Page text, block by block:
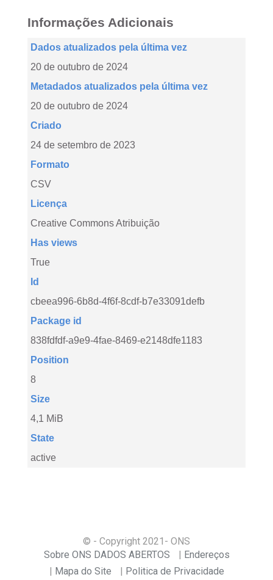
Informações Adicionais
Dados atualizados pela última vez
20 de outubro de 2024
Metadados atualizados pela última vez
20 de outubro de 2024
Criado
24 de setembro de 2023
Formato
CSV
Licença
Creative Commons Atribuição
Has views
True
Id
cbeea996-6b8d-4f6f-8cdf-b7e33091defb
Package id
838fdfdf-a9e9-4fae-8469-e2148dfe1183
Position
8
Size
4,1 MiB
State
active
© - Copyright 2021 - ONS
Sobre ONS DADOS ABERTOS
Endereços
Mapa do Site
Politica de Privacidade